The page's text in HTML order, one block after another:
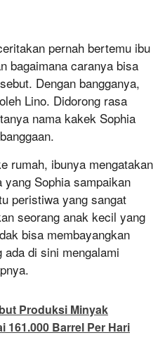
pernah bertemu ibu
bagaimana caranya bisa
Dengan bangganya,
Lino. Didorong rasa
nama kakek Sophia
rumah, ibunya mengatakan
Sophia sampaikan
peristiwa yang sangat
seorang anak kecil yang
bisa membayangkan
di sini mengalami
Produksi Minyak
161.000 Barrel Per Hari